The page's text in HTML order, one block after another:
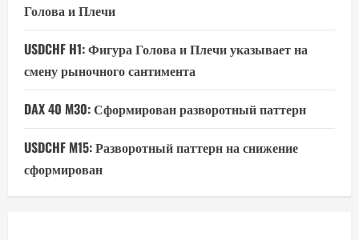
Голова и Плечи
USDCHF H1: Фигура Голова и Плечи указывает на
смену рыночного сантимента
DAX 40 M30: Сформирован разворотный паттерн
USDCHF M15: Разворотный паттерн на снижение
сформирован